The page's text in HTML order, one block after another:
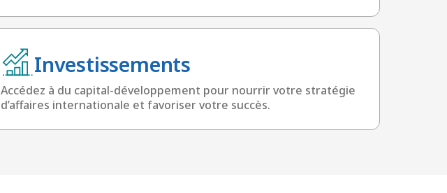
Investissements
Accédez à du capital-développement pour nourrir votre stratégie
d’affaires internationale et favoriser votre succès.